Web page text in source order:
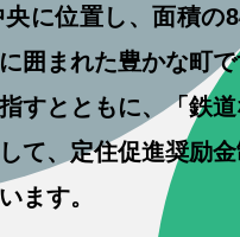
に位置し、面積の
囲まれた豊かな町
すとともに、「鉄
て、定住促進奨励
ます。